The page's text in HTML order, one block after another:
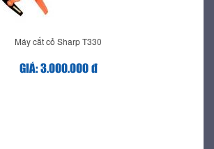
Máy cắt cỏ Sharp T330
GIÁ: 3.000.000 đ